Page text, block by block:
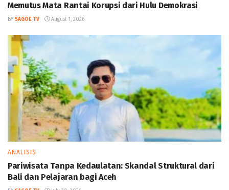
Memutus Mata Rantai Korupsi dari Hulu Demokrasi
BY SAGOE TV August 1, 2026
ANALISIS
Pariwisata Tanpa Kedaulatan: Skandal Struktural dari
Bali dan Pelajaran bagi Aceh